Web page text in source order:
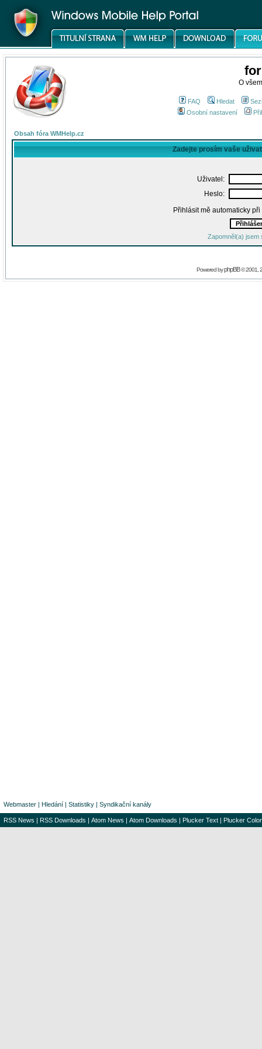
O
FAQ Hledat
Osobní nastavení
Obsah fóra WMHelp.cz
Zadejte prosím vaše
Uživatel:
Heslo:
Přihlásit mě automaticky
Zapomněl(a) jsem
Powered byphpBB© 2001,
Webmaster | Hledání | Statistiky | Syndikační kanály
RSS News | RSS Downloads | Atom News | Atom Downloads | Plucker Text | Plucker Color